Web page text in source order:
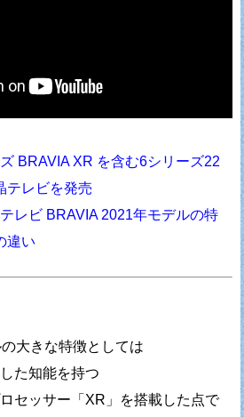
BRAVIA XR を含む6シリーズ22
テレビを発売
レビ BRAVIA 2021年モデルの特
違い
大きな特徴としては
た知能を持つ
セッサー「XR」を搭載した点で